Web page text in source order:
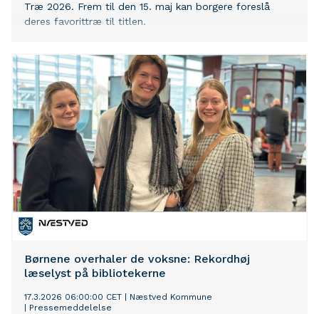
Træ 2026. Frem til den 15. maj kan borgere foreslå
deres favorittræ til titlen.
Børnene overhaler de voksne: Rekordhøj
læselyst på bibliotekerne
17.3.2026 06:00:00 CET
Næstved Kommune
Pressemeddelelse